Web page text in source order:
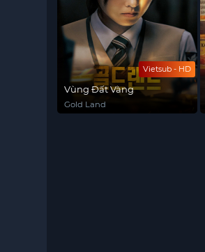
Vietsub - HD
Vùng Đất Vàng
Gold Land